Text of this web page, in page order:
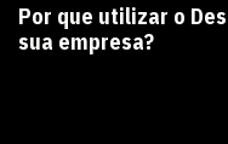
Por que utilizar o
sua empresa?